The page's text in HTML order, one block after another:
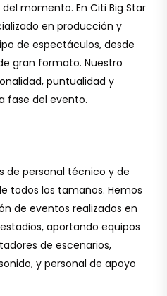
momento. En Citi Big Star
en producción y
de espectáculos, desde
gran formato. Nuestro
puntualidad y
fase del evento.
de personal técnico y de
todos los tamaños. Hemos
de eventos realizados en
aportando equipos
de escenarios,
y personal de apoyo